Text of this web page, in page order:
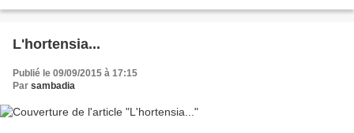
L'hortensia...
Publié le 09/09/2015 à 17:15
Par sambadia